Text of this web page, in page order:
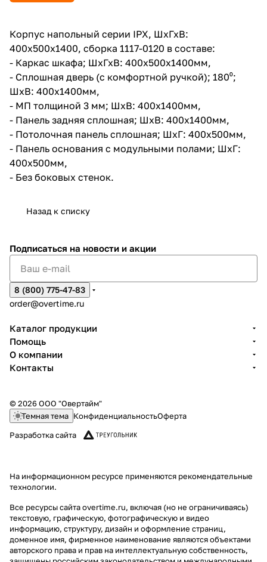
Корпус напольный серии IPX, ШхГхВ:
400х500х1400, сборка 1117-0120 в составе:
- Каркас шкафа; ШхГхВ: 400x500х1400мм,
- Сплошная дверь (с комфортной ручкой); 180⁰;
ШхВ: 400х1400мм,
- МП толщиной 3 мм; ШхВ: 400х1400мм,
- Панель задняя сплошная; ШхВ: 400х1400мм,
- Потолочная панель сплошная; ШхГ: 400х500мм,
- Панель основания с модульными полами; ШхГ:
400х500мм,
- Без боковых стенок.
Назад к списку
Подписаться на новости и акции
8 (800) 775-47-83
order@overtime.ru
Каталог продукции
Помощь
О компании
Контакты
© 2026 ООО "Овертайм"
Темная тема КонфиденциальностьОферта
Разработка сайта
На информационном ресурсе применяются рекомендательные
технологии.
Все ресурсы сайта overtime.ru, включая (но не ограничиваясь)
текстовую, графическую, фотографическую и видео
информацию, структуру, дизайн и оформление страниц,
доменное имя, фирменное наименование являются объектами
авторского права и прав на интеллектуальную собственность,